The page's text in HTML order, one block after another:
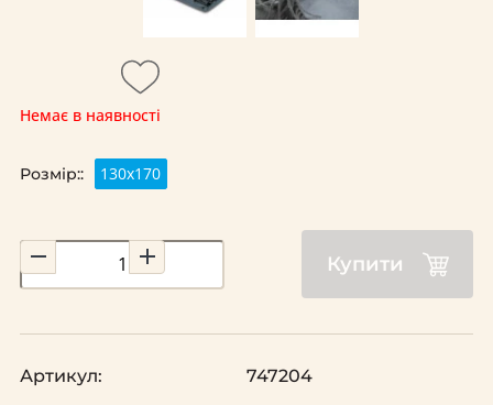
Немає в наявності
Розмір:: 130x170
Купити
Артикул: 747204